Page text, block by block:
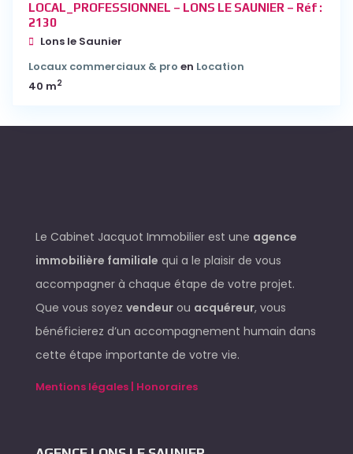
LOCAL_PROFESSIONNEL – LONS LE SAUNIER – Réf :
2130
Lons le Saunier
Locaux commerciaux & pro en Location
40 m2
Le Cabinet Jacquot Immobilier est une agence
immobilière familiale qui a le plaisir de vous
accompagner à chaque étape de votre projet.
Que vous soyez vendeur ou acquéreur, vous
bénéficierez d’un accompagnement humain dans
cette étape importante de votre vie.
Mentions légales | Honoraires